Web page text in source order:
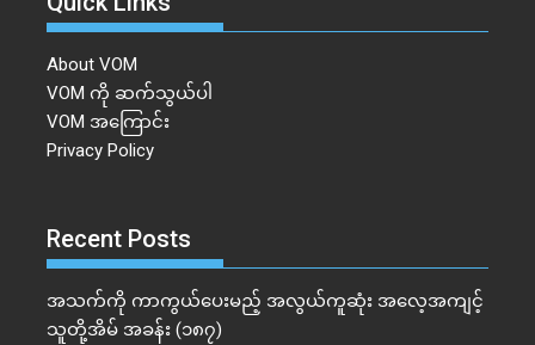
About VOM
VOM ကို ဆက်သွယ်ပါ
VOM အကြောင်း
Privacy Policy
Recent Posts
အသက်ကို ကာကွယ်ပေးမည့် အလွယ်ကူဆုံး အလေ့အကျင့်
သူတို့အိမ် အခန်း (၁၈၇)